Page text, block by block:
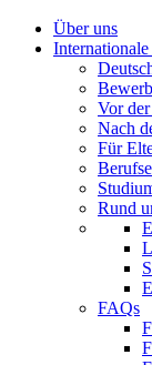
Über uns
Vor
Nach
Für
Rund
FAQs